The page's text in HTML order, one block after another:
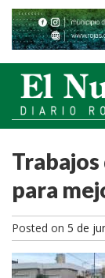
Trabajos
para
Posted on 5 de